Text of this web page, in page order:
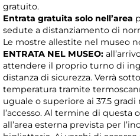
gratuito.
Entrata gratuita solo nell’area
sedute a distanziamento di
Le mostre allestite nel museo
ENTRATA NEL MUSEO:
attendere il proprio turno di
distanza di sicurezza. Verrà
temperatura tramite
uguale o superiore ai 37.5
l’accesso. Al termine di questa
all’area esterna prevista per